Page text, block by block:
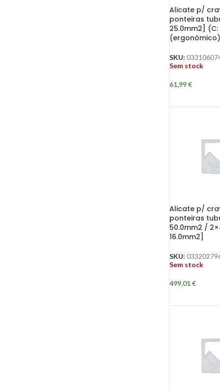
Alicate p/
ponteiras
25.0mm2]
(ergonómico)
SKU:
Sem stock
61,99€
Alicate p/
ponteiras
50.0mm2 /
16.0mm2]
SKU:
Sem stock
499,01€